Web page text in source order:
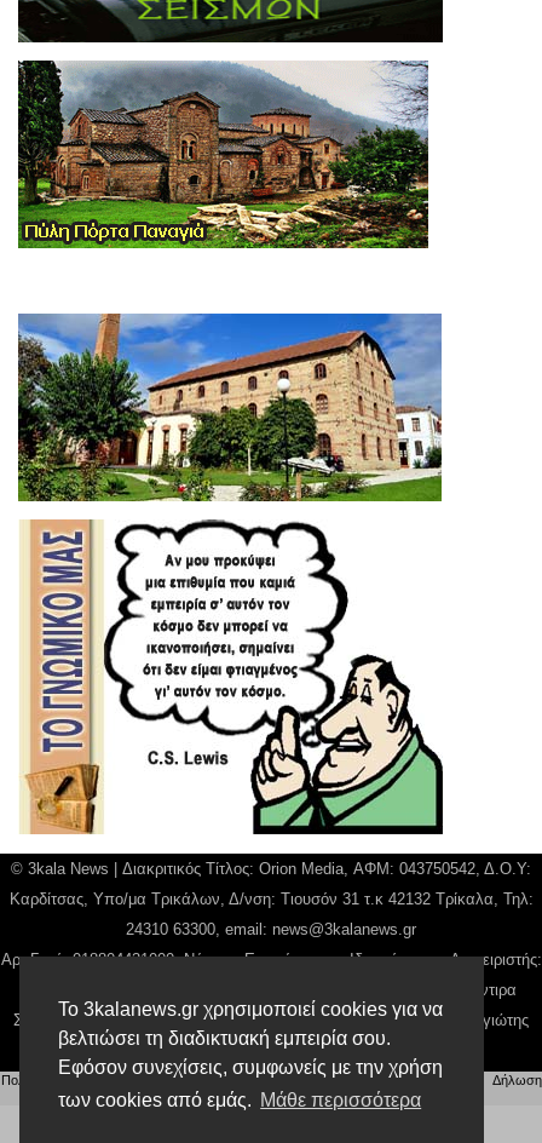
Το 3kalanews.gr χρησιμοποιεί cookies για να
βελτιώσει τη διαδικτυακή εμπειρία σου.
Εφόσον συνεχίσεις, συμφωνείς με την χρήση
των cookies από εμάς. Μάθε περισσότερα
© 3kala News | Διακριτικός Τίτλος: Orion Media, ΑΦΜ: 043750542, Δ.Ο.Υ:
Καρδίτσας, Υπο/μα Τρικάλων, Δ/νση: Τιουσόν 31 τ.κ 42132 Τρίκαλα, Τηλ:
24310 63300, email: news@3kalanews.gr
Αρ. Γεμή: 018804431000, Νόμιμος Εκπρόσωπος, Ιδιοκτήτης και Διαχειριστής:
Παναγιώτης Φιλίππου, Διευθύντρια: Γιαννουσά Βασιλική, Διευθύντιρα
Σύνταξης: Μπαλαμπάνη Βασιλική. Δικαιούχος domain name Παναγιώτης
Φιλίππου
Πολιτική απορρήτου Αίτηση Διαχείρισης Προσωπικών Δεδομένων |Όροι χρήσης
Δήλωση
Συμμόρφωσης